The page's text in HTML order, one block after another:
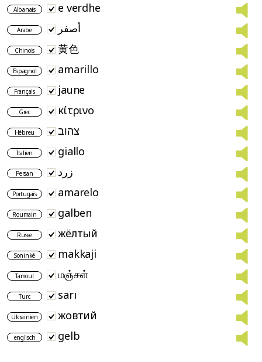
Albanais e verdhe
Arabe أصفر
Chinois 黄色
Espagnol amarillo
Français jaune
Grec κίτρινο
Hébreu צהוב
Italien giallo
Persan زرد
Portugais amarelo
Roumain galben
Russe жёлтый
Soninké makkaji
Tamoul மஞ்சள்
Turc sarı
Ukrainien жовтий
englisch gelb